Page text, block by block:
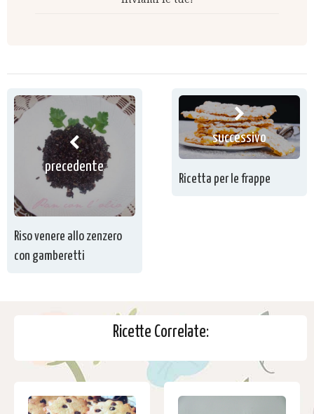
precedente
Riso venere allo zenzero
con gamberetti
successivo
Ricetta per le frappe
Ricette Correlate: